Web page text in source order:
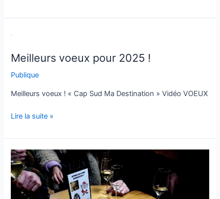
Meilleurs voeux pour 2025 !
Publique
Meilleurs voeux ! « Cap Sud Ma Destination » Vidéo VOEUX
Meilleurs
pour
Lire la suite »
BRUNCH
2024